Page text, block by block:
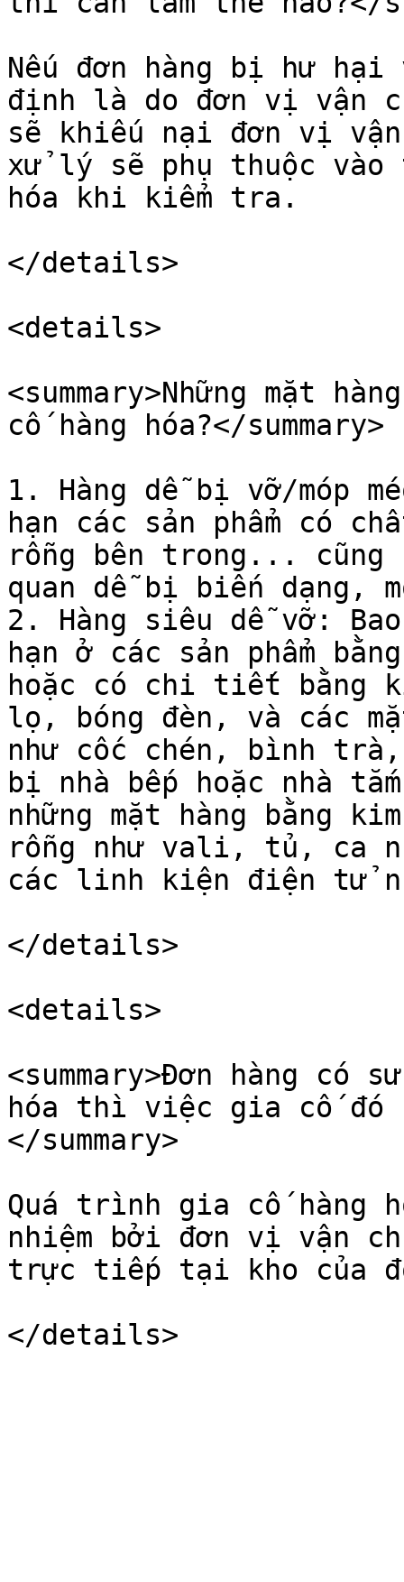
Nếu đơn hàng bị hư hại
định là do đơn vị vận
sẽ khiếu nại đơn vị
xử lý sẽ phụ thuộc
hóa khi kiểm tra.
</details>
<details>
<summary>Những mặt
cố hàng hóa?</summary>
1. Hàng dễ bị vỡ/móp
hạn các sản phẩm có
rỗng bên trong... cũng
quan dễ bị biến dạng,
2. Hàng siêu dễ vỡ:
hạn ở các sản phẩm
hoặc có chi tiết bằng
lọ, bóng đèn, và các
như cốc chén, bình
bị nhà bếp hoặc nhà
những mặt hàng bằng
rỗng như vali, tủ, ca
các linh kiện điện tử
</details>
<details>
<summary>Đơn hàng có
hóa thì việc gia cố đó
</summary>
Quá trình gia cố hàng
nhiệm bởi đơn vị vận
trực tiếp tại kho của